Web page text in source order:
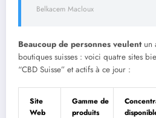
Belkacem Macloux
Beaucoup de personnes veulentun
boutiques suisses : voici quatre sites
“CBD Suisse” et actifs à ce jour :
Site
Web
Gamme de
produits